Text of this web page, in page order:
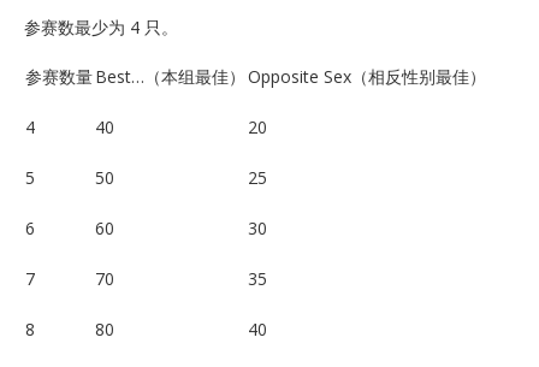
参赛数最少为 4 只。
参赛数量Best…（本组最佳） Opposite Sex（相反性别最佳）
4 40 20
5 50 25
6 60 30
7 70 35
8 80 40